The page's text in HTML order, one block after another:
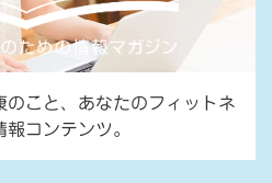
のこと、あなたのフィットネ
コンテンツ。